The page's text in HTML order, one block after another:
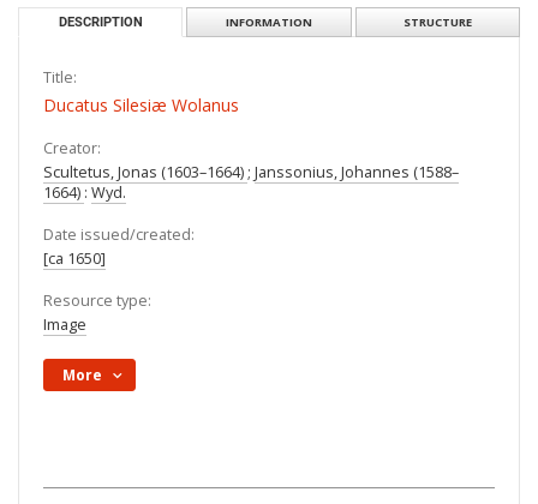
DESCRIPTION INFORMATION STRUCTURE
Title:
Ducatus Silesiæ Wolanus
Creator:
Scultetus, Jonas (1603–1664) ; Janssonius, Johannes (1588–
1664) : Wyd.
Date issued/created:
[ca 1650]
Resource type:
Image
More